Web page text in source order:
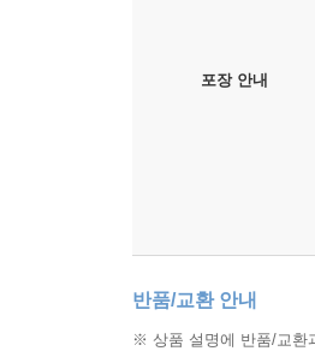
포장 안내
반품/교환 안내
※ 상품 설명에 반품/교환